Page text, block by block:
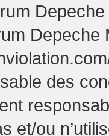
Depeche
des
et/ou